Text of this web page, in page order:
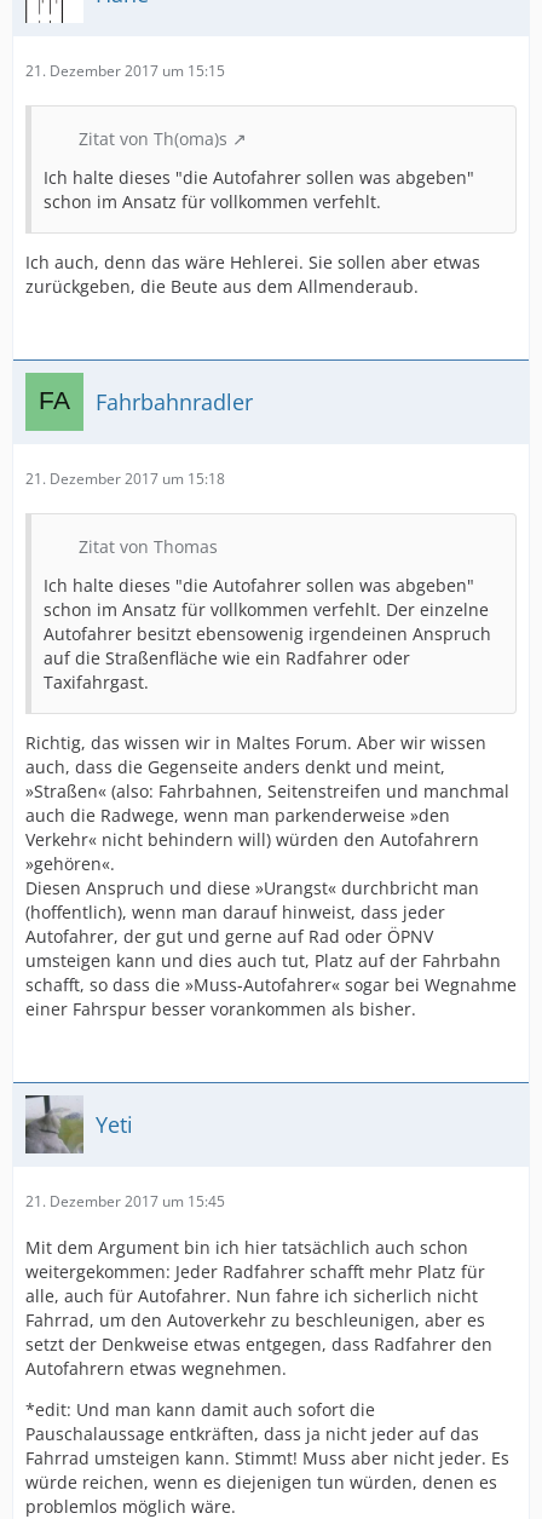
21. Dezember 2017 um 15:15
Zitat von Th(oma)s
Ich halte dieses "die Autofahrer sollen was abgeben"
schon im Ansatz für vollkommen verfehlt.
Ich auch, denn das wäre Hehlerei. Sie sollen aber etwas
zurückgeben, die Beute aus dem Allmenderaub.
Fahrbahnradler
21. Dezember 2017 um 15:18
Zitat von Thomas
Ich halte dieses "die Autofahrer sollen was abgeben"
schon im Ansatz für vollkommen verfehlt. Der einzelne
Autofahrer besitzt ebensowenig irgendeinen Anspruch
auf die Straßenfläche wie ein Radfahrer oder
Taxifahrgast.
Richtig, das wissen wir in Maltes Forum. Aber wir wissen
auch, dass die Gegenseite anders denkt und meint,
»Straßen« (also: Fahrbahnen, Seitenstreifen und manchmal
auch die Radwege, wenn man parkenderweise »den
Verkehr« nicht behindern will) würden den Autofahrern
»gehören«.
Diesen Anspruch und diese »Urangst« durchbricht man
(hoffentlich), wenn man darauf hinweist, dass jeder
Autofahrer, der gut und gerne auf Rad oder ÖPNV
umsteigen kann und dies auch tut, Platz auf der Fahrbahn
schafft, so dass die »Muss-Autofahrer« sogar bei Wegnahme
einer Fahrspur besser vorankommen als bisher.
Yeti
21. Dezember 2017 um 15:45
Mit dem Argument bin ich hier tatsächlich auch schon
weitergekommen: Jeder Radfahrer schafft mehr Platz für
alle, auch für Autofahrer. Nun fahre ich sicherlich nicht
Fahrrad, um den Autoverkehr zu beschleunigen, aber es
setzt der Denkweise etwas entgegen, dass Radfahrer den
Autofahrern etwas wegnehmen.
*edit: Und man kann damit auch sofort die
Pauschalaussage entkräften, dass ja nicht jeder auf das
Fahrrad umsteigen kann. Stimmt! Muss aber nicht jeder. Es
würde reichen, wenn es diejenigen tun würden, denen es
problemlos möglich wäre.